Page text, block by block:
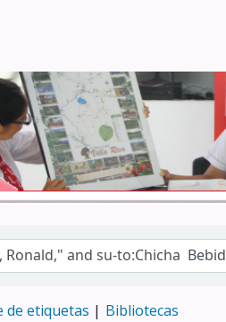
de etiquetas Bibliotecas